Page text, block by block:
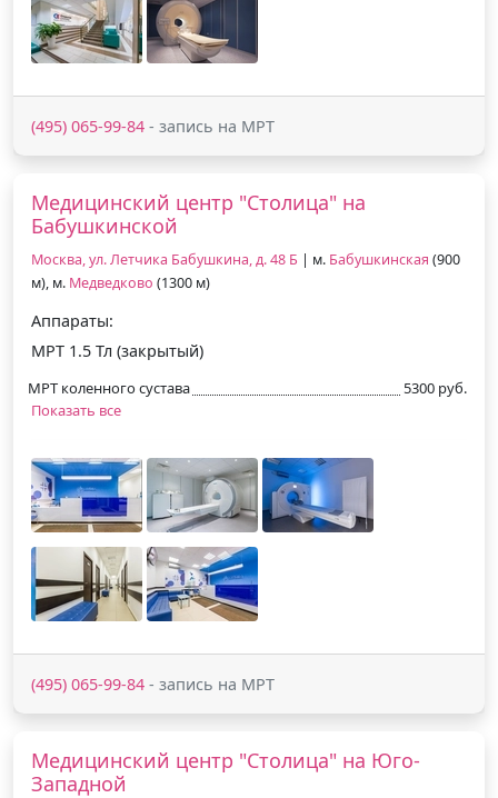
(495) 065-99-84 - запись на МРТ
Медицинский центр "Столица" на
Бабушкинской
Москва, ул. Летчика Бабушкина, д. 48 Б | м. Бабушкинская (900
м), м. Медведково (1300 м)
Аппараты:
МРТ 1.5 Тл (закрытый)
МРТ коленного сустава
5300 руб.
Показать все
(495) 065-99-84 - запись на МРТ
Медицинский центр "Столица" на Юго-
Западной